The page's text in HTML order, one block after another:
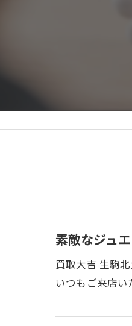
素敵なジュ
買取大吉 生駒
いつもご来店